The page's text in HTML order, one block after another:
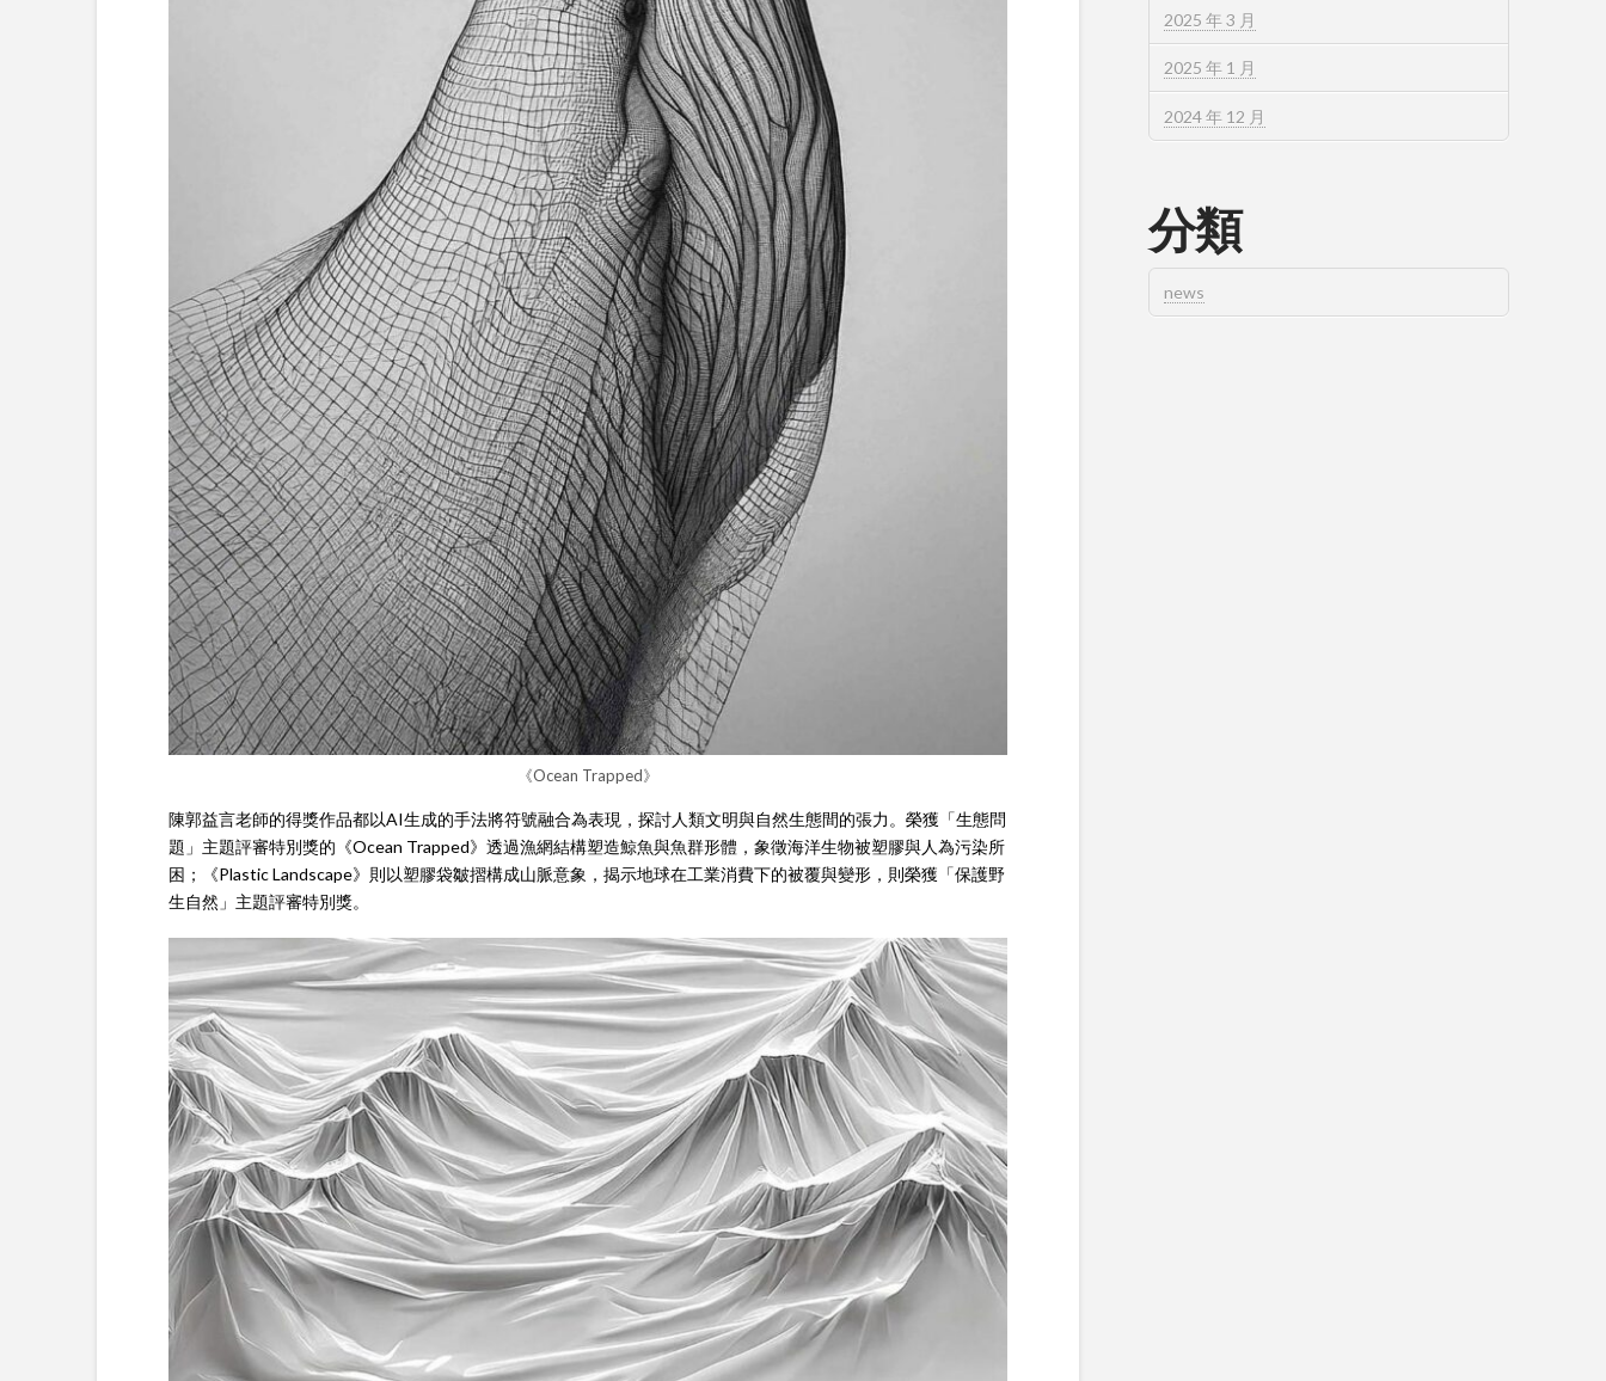
《Ocean Trapped》
陳郭益言老師的得獎作品都以AI生成的手法將符號融合為表現，探討人類文明與自然生態間的張力。榮獲「生態問
題」主題評審特別獎的《Ocean Trapped》透過漁網結構塑造鯨魚與魚群形體，象徵海洋生物被塑膠與人為污染所
困；《Plastic Landscape》則以塑膠袋皺摺構成山脈意象，揭示地球在工業消費下的被覆與變形，則榮獲「保護野
生自然」主題評審特別獎。
2025 年 3 月
2025 年 1 月
2024 年 12 月
分類
news